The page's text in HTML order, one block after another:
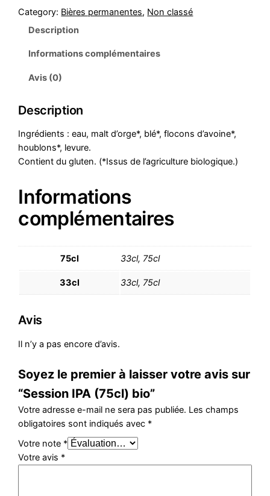
Category: Bières permanentes, Non classé
Description
Informations complémentaires
Avis (0)
Description
Ingrédients : eau, malt d’orge*, blé*, flocons d’avoine*,
houblons*, levure.
Contient du gluten. (*Issus de l’agriculture biologique.)
Informations
complémentaires
75cl 33cl, 75cl
33cl 33cl, 75cl
Avis
Il n’y a pas encore d’avis.
Soyez le premier à laisser votre avis sur
“Session IPA (75cl) bio”
Votre adresse e-mail ne sera pas publiée. Les champs
obligatoires sont indiqués avec *
Votre note *
Votre avis *